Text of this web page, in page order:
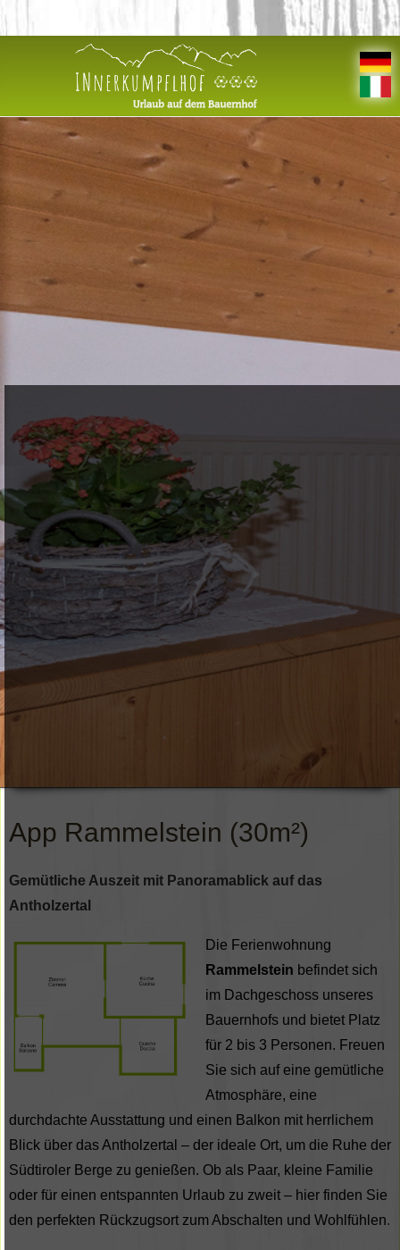
App Rammelstein (30m²)
Gemütliche Auszeit mit Panoramablick auf das
Antholzertal
Die Ferienwohnung
Rammelstein befindet sich
im Dachgeschoss unseres
Bauernhofs und bietet Platz
für 2 bis 3 Personen. Freuen
Sie sich auf eine gemütliche
Atmosphäre, eine
durchdachte Ausstattung und einen Balkon mit herrlichem
Blick über das Antholzertal – der ideale Ort, um die Ruhe der
Südtiroler Berge zu genießen. Ob als Paar, kleine Familie
oder für einen entspannten Urlaub zu zweit – hier finden Sie
den perfekten Rückzugsort zum Abschalten und Wohlfühlen.